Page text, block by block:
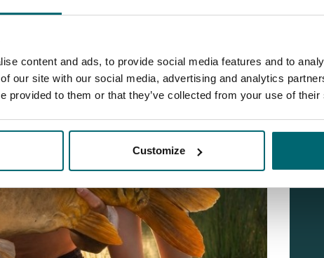
content and ads, to provide social media features and to
our site with our social media, advertising and analytics
provided to them or that they’ve collected from your use of
Customize